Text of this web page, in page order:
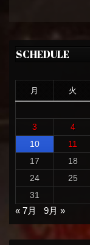
SCHEDULE
月 火
3
4
10
11
17
18
24
25
31
« 7月
9月 »